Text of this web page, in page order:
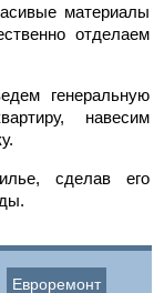
материалы
отделаем
генеральную
навесим
сделав его
Евроремонт